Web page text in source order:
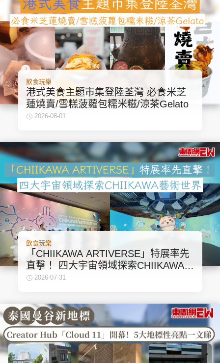
飲食玩樂
港式美食主題市集登陸荃灣 必食米芝
蓮燒賣/雪糕菠蘿包糯米糍/涼茶Gelato
2026-08-01
飲食玩樂
「CHIIKAWA ARTIVERSE」特展率先
直擊！ 四大宇宙領域探索CHIIKAWA藝
術世界
2026-07-31